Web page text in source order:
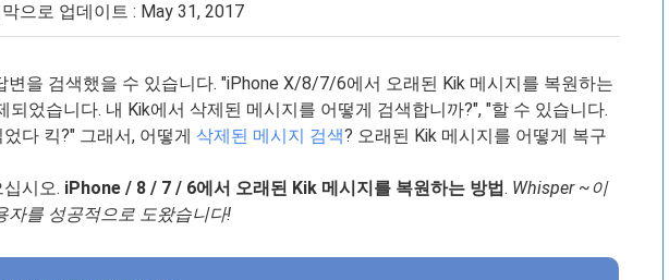
으로 업데이트 : May 31, 2017
변을 검색했을 수 있습니다. "iPhone X/8/7/6에서 오래된 Kik 메시지를 복원하는
되었습니다. 내 Kik에서 삭제된 메시지를 어떻게 검색합니까?", "할 수 있습니다.
다 킥?" 그래서, 어떻게 삭제된 메시지 검색? 오래된 Kik 메시지를 어떻게 복구
시오. iPhone / 8 / 7 / 6에서 오래된 Kik 메시지를 복원하는 방법. Whisper ~이
자를 성공적으로 도왔습니다!